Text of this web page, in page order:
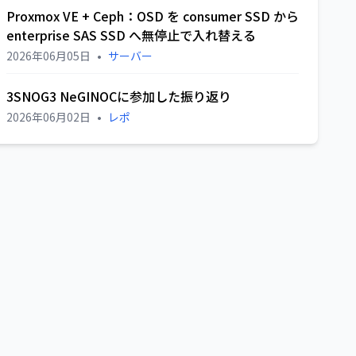
Proxmox VE + Ceph：OSD を consumer SSD から
enterprise SAS SSD へ無停止で入れ替える
2026年06月05日 • サーバー
3SNOG3 NeGINOCに参加した振り返り
2026年06月02日 • レポ